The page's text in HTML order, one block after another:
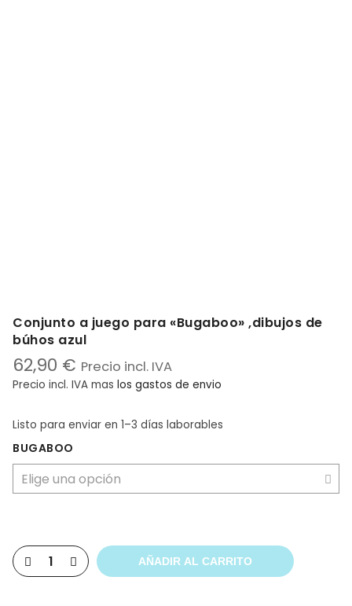
Conjunto a juego para «Bugaboo» ,dibujos de
búhos azul
62,90 € Precio incl. IVA
Precio incl. IVA mas los gastos de envio
Listo para enviar en 1–3 días laborables
BUGABOO
AÑADIR AL CARRITO